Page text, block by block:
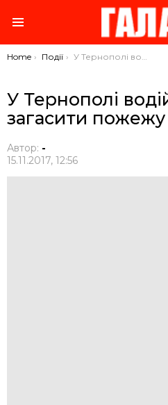
You are here:
Home Події У Тернополі водій спромігся загасити пожежу в маршрутці
У Тернополі
загасити
Автор: -
15.11.2017, 12:56